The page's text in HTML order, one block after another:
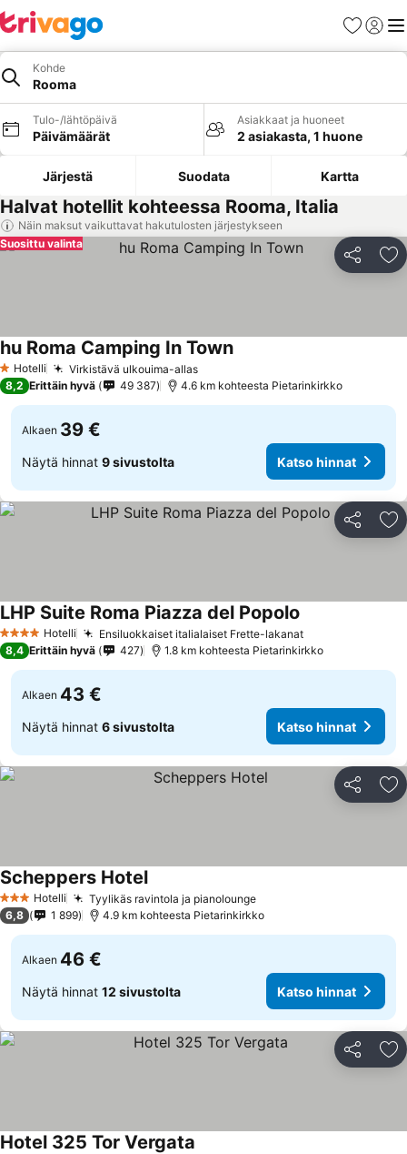
Suosikit
Kohde
Rooma
Tulo-/lähtöpäivä
Päivämäärät
Asiakkaat ja huoneet
2 asiakasta, 1 huone
Järjestä Suodata Kartta
Halvat hotellit kohteessa Rooma, Italia
Näin maksut vaikuttavat hakutulosten järjestykseen
Jaa
Suosittu valinta
1 Tähtiluokitus
Hotelli Virkistävä ulkouima-allas
hu Roma Camping In Town
8,2 Erittäin hyvä 49 387 4.6 km kohteesta Pietarinkirkko
Alkaen 39 €
Näytä hinnat 9 sivustolta Katso hinnat
Jaa
4 Tähtiluokitus
Hotelli Ensiluokkaiset italialaiset Frette-lakanat
LHP Suite Roma Piazza del Popolo
8,4 Erittäin hyvä 427 1.8 km kohteesta Pietarinkirkko
Alkaen 43 €
Näytä hinnat 6 sivustolta Katso hinnat
Jaa
3 Tähtiluokitus
Hotelli Tyylikäs ravintola ja pianolounge
Scheppers Hotel
6,8 1 899 4.9 km kohteesta Pietarinkirkko
Alkaen 46 €
Näytä hinnat 12 sivustolta Katso hinnat
Jaa
Hotel 325 Tor Vergata